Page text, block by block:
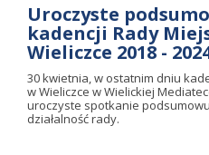
Uroczyste
kadencji Rady
Wieliczce 2018 -
30 kwietnia, w ostatnim dniu
w Wieliczce w Wielickiej
uroczyste spotkanie
działalność rady.